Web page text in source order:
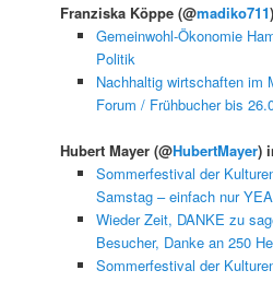
Franziska Köppe(@madiko711
Gemeinwohl-Ökonomie
Politik
Nachhaltig wirtschaften im
Forum / Frühbucher bis
Hubert Mayer(@HubertMayer)
Sommerfestival der
Samstag – einfach nur
Wieder Zeit, DANKE zu
Besucher, Danke an 250
Sommerfestival der